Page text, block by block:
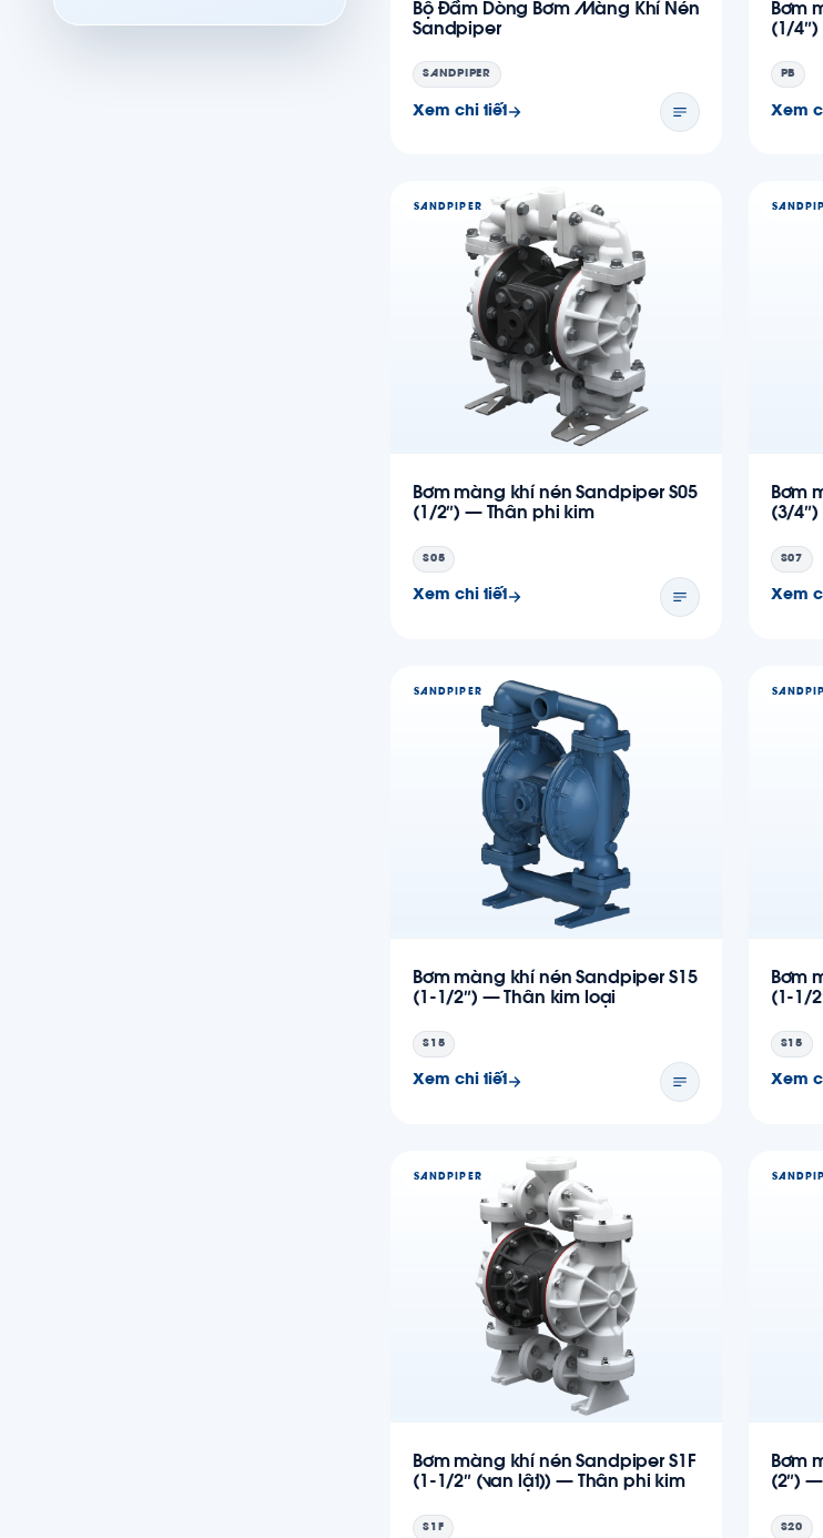
Bộ Đầm Dòng Bơm Màng Khí Nén
Sandpiper
SANDPIPER
Xem chi tiết
Bơm
(1/
PB
Xem
SANDPIPER
Bơm màng khí nén Sandpiper S05
(1/2″) — Thân phi kim
S05
Xem chi tiết
Bơm
(3/
S07
Xem
SANDPIPER
Bơm màng khí nén Sandpiper S15
(1-1/2″) — Thân kim loại
S15
Xem chi tiết
Bơm
(1-1/
S15
Xem
SANDPIPER
Bơm màng khí nén Sandpiper S1F
(1-1/2″ (van lật)) — Thân phi kim
S1F
Bơm
(2″)
S20